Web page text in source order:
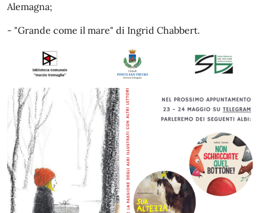
Alemagna;
- "Grande come il mare" di Ingrid Chabbert.